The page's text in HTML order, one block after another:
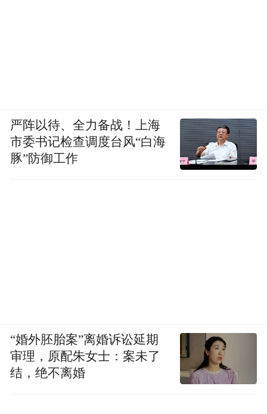
严阵以待、全力备战！上海
市委书记检查调度台风“白海
豚”防御工作
“婚外胚胎案”离婚诉讼延期
审理，原配朱女士：案未了
结，绝不离婚